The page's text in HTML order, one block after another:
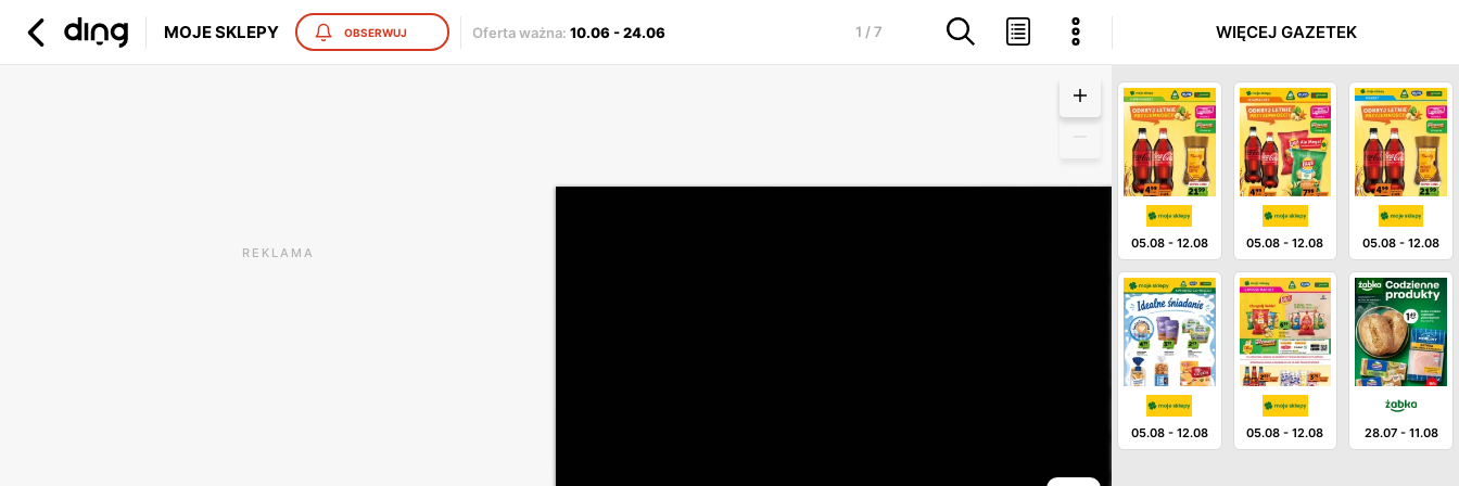
MOJE SKLEPY OBSERWUJ Oferta ważna: 10.06-24.06 1 / 7
REKLAMA
WIĘCEJ GAZETEK
05.08- 12.08 05.08 -12.08 05.08 -12.08
05.08- 12.08 05.08 -12.08 28.07- 11.08